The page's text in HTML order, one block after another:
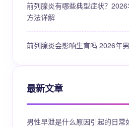
前列腺炎有哪些典型症状？
方法详解
前列腺炎会影响生育吗 2026年
最新文章
男性早泄是什么原因引起的日常